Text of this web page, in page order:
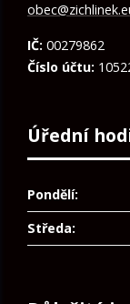
IČ: 00279862
Číslo účtu:
Úřední
Pondělí:
Středa: